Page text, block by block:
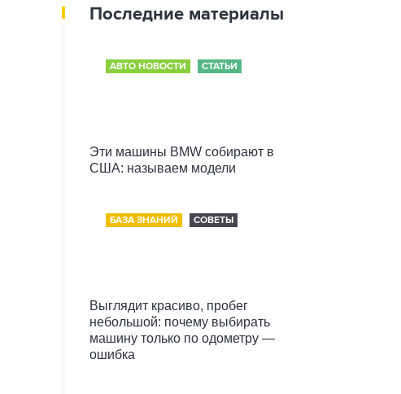
Последние материалы
АВТО НОВОСТИ СТАТЬИ
Эти машины BMW собирают в
США: называем модели
БАЗА ЗНАНИЙ СОВЕТЫ
Выглядит красиво, пробег
небольшой: почему выбирать
машину только по одометру —
ошибка